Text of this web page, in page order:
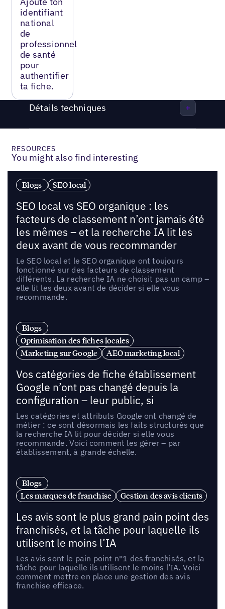
identifiant
national
de
professionnel
de santé
pour
authentifier
ta fiche.
Détails techniques
RESOURCES
You might also find interesting
Blogs SEO local
SEO local vs SEO organique : les
facteurs de classement n’ont jamais été
les mêmes – et la recherche IA lit les
deux avant de vous recommander
Le SEO local et le SEO organique ont toujours
fonctionné sur des facteurs de classement
différents. La recherche IA ne choisit pas un camp –
elle lit les deux avant de décider si elle vous
recommande.
Blogs
Optimisation des fiches locales
Marketing sur Google
AEO marketing local
Vos catégories de fiche établissement
Google n’ont pas changé depuis la
configuration – leur public, si
Les catégories et attributs Google ont changé de
métier : ce sont désormais les faits structurés que
la recherche IA lit pour décider si elle vous
recommande. Voici comment les gérer – par
établissement, à grande échelle.
Blogs
Les marques de franchise
Gestion des avis clients
Les avis sont le plus grand pain point des
franchisés, et la tâche pour laquelle ils
utilisent le moins l’IA
Les avis sont le pain point n°1 des franchisés, et la
tâche pour laquelle ils utilisent le moins l’IA. Voici
comment mettre en place une gestion des avis
franchise efficace.